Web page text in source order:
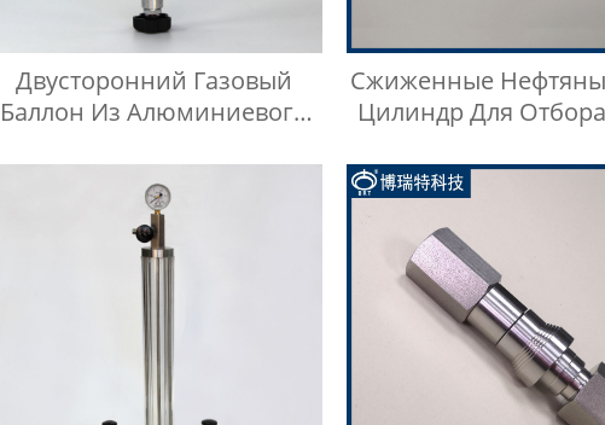
Двусторонний Газовый
Баллон Из Алюминиевого
Сжиженные
Цилиндр Для